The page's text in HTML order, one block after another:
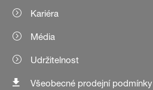
Kariéra
Média
Udržitelnost
Všeobecné prodejní podmínky